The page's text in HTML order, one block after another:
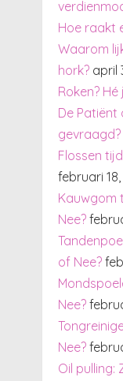
Hoe raakt
Waarom
hork? april
Roken? Hé
De Patiënt
gevraagd?
Flossen
februari
Kauwgom
Nee?
of Nee?
Nee?
Nee?
Oil pulling: